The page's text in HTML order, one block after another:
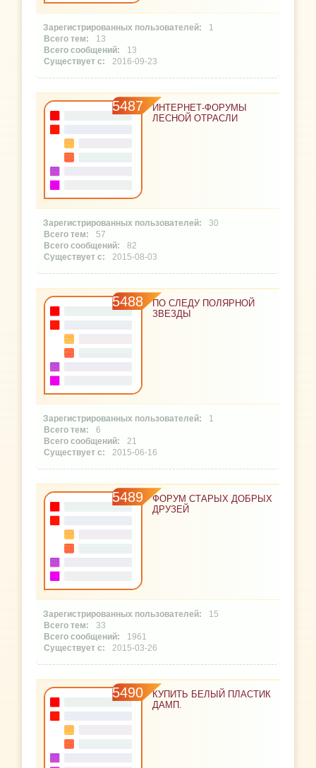
1
13
13
2016-09-23
5487
ИНТЕРНЕТ-ФОРУМЫ
ЛЕСНОЙ ОТРАСЛИ
30
57
82
2015-08-03
5488
ПО СЛЕДУ ПОЛЯРНОЙ
ЗВЕЗДЫ
1
6
21
2015-06-16
5489
ФОРУМ СТАРЫХ ДОБРЫХ
ДРУЗЕЙ
15
33
1961
2015-03-26
5490
КУПИТЬ БЕЛЫЙ ПЛАСТИК
ДАМП.